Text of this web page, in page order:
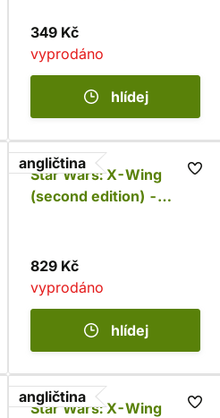
349 Kč
vyprodáno
hlídej
angličtina
Star Wars: X-Wing
(second edition) -
829 Kč
vyprodáno
hlídej
angličtina
Star Wars: X-Wing